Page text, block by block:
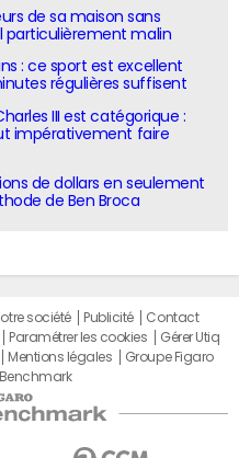
de sa maison sans
particulièrement malin
: ce sport est excellent
régulières suffisent
III est catégorique :
impérativement faire
de dollars en seulement
de Ben Broca
société Publicité
Contact
Paramétrer les cookies
Gérer Utiq
Mentions légales
Groupe Figaro